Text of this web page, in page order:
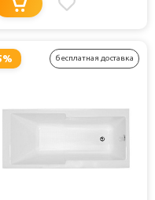
бесплатная доставка